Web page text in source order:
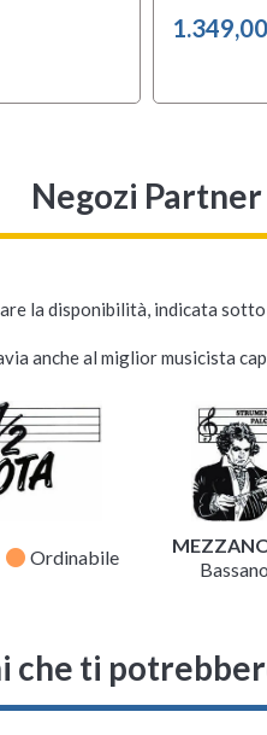
immediata
gratuita
Strap
Tracolla in
68,00 €
Negozi Partner
la disponibilità, indicata
anche al miglior musicista
fiber_manual_record Ordinabile
Bassano
che ti